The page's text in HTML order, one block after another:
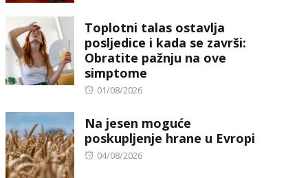
Toplotni talas ostavlja
posljedice i kada se završi:
Obratite pažnju na ove
simptome
Posted
01/08/2026
Na jesen moguće
poskupljenje hrane u Evropi
Posted
04/08/2026